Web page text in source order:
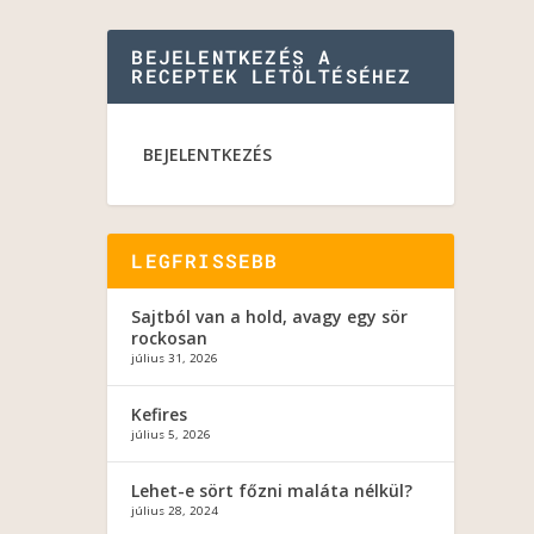
BEJELENTKEZÉS A
RECEPTEK LETÖLTÉSÉHEZ
BEJELENTKEZÉS
LEGFRISSEBB
Sajtból van a hold, avagy egy sör
rockosan
július 31, 2026
Kefires
július 5, 2026
Lehet-e sört főzni maláta nélkül?
július 28, 2024